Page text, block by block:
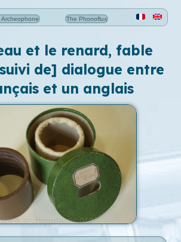
Archeophone The Phonoflux
et le renard, fable
de] dialogue entre
et un anglais